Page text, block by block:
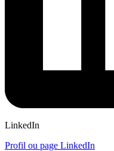
LinkedIn
Profil ou page LinkedIn